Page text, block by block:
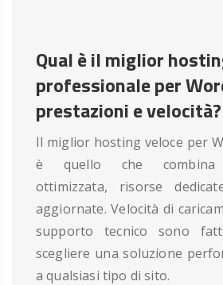
Qual è il miglior
professionale per
prestazioni e velocità?
Il miglior hosting veloce per
è quello che combina
ottimizzata, risorse
aggiornate. Velocità di
supporto tecnico sono
scegliere una soluzione
a qualsiasi tipo di sito.